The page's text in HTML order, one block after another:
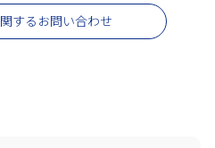
するお問い合わせ